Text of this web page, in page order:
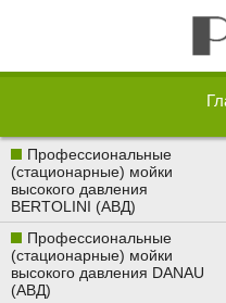
Профессиональные
(стационарные) мойки
высокого давления
BERTOLINI (АВД)
Профессиональные
(стационарные) мойки
высокого давления DANAU
(АВД)